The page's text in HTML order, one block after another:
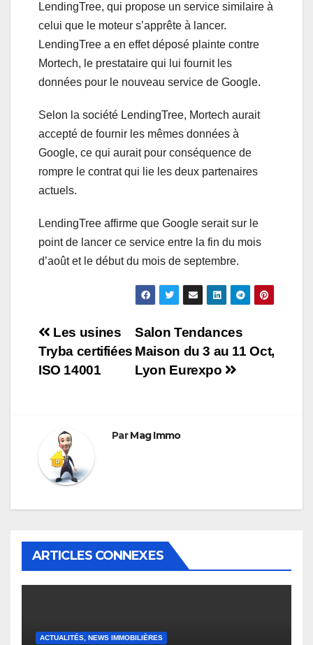
LendingTree, qui propose un service similaire à
celui que le moteur s’apprête à lancer.
LendingTree a en effet déposé plainte contre
Mortech, le prestataire qui lui fournit les
données pour le nouveau service de Google.
Selon la société LendingTree, Mortech aurait
accepté de fournir les mêmes données à
Google, ce qui aurait pour conséquence de
rompre le contrat qui lie les deux partenaires
actuels.
LendingTree affirme que Google serait sur le
point de lancer ce service entre la fin du mois
d’août et le début du mois de septembre.
Navigation
de
Salon Tendances
Maison du 3 au 11 Oct,
Lyon Eurexpo
Les usines
Tryba certifiées
ISO 14001
ParMag Immo
ARTICLES CONNEXES
ACTUALITÉS, NEWS IMMOBILIÈRES